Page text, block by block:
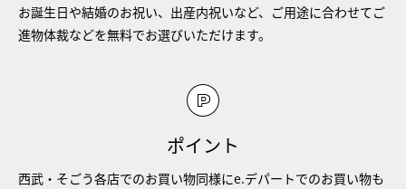
お誕生日や結婚のお祝い、出産内祝いなど、ご用途に合わせてご
進物体裁などを無料でお選びいただけます。
ポイント
西武・そごう各店でのお買い物同様にe.デパートでのお買い物も